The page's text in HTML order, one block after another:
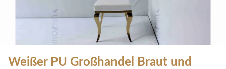
Weißer PU Großhandel Braut und